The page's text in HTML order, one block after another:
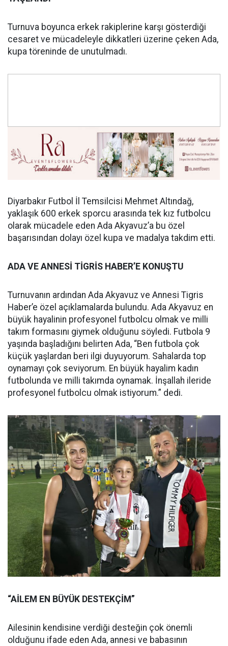
Turnuva boyunca erkek rakiplerine karşı gösterdiği
cesaret ve mücadeleyle dikkatleri üzerine çeken Ada,
kupa töreninde de unutulmadı.
Diyarbakır Futbol İl Temsilcisi Mehmet Altındağ,
yaklaşık 600 erkek sporcu arasında tek kız futbolcu
olarak mücadele eden Ada Akyavuz’a bu özel
başarısından dolayı özel kupa ve madalya takdim etti.
ADA VE ANNESİ TİGRİS HABER’E KONUŞTU
Turnuvanın ardından Ada Akyavuz ve Annesi Tigris
Haber’e özel açıklamalarda bulundu. Ada Akyavuz en
büyük hayalinin profesyonel futbolcu olmak ve milli
takım formasını giymek olduğunu söyledi. Futbola 9
yaşında başladığını belirten Ada, “Ben futbola çok
küçük yaşlardan beri ilgi duyuyorum. Sahalarda top
oynamayı çok seviyorum. En büyük hayalim kadın
futbolunda ve milli takımda oynamak. İnşallah ileride
profesyonel futbolcu olmak istiyorum.” dedi.
“AİLEM EN BÜYÜK DESTEKÇİM”
Ailesinin kendisine verdiği desteğin çok önemli
olduğunu ifade eden Ada, annesi ve babasının